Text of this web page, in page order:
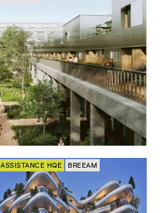
ASSISTANCE HQE
BREEAM